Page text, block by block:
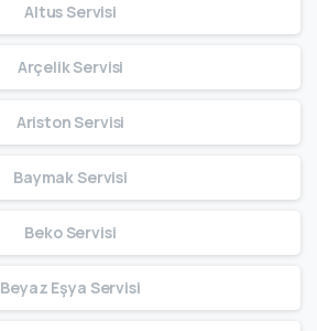
Altus Servisi
Arçelik Servisi
Ariston Servisi
Baymak Servisi
Beko Servisi
Beyaz Eşya Servisi